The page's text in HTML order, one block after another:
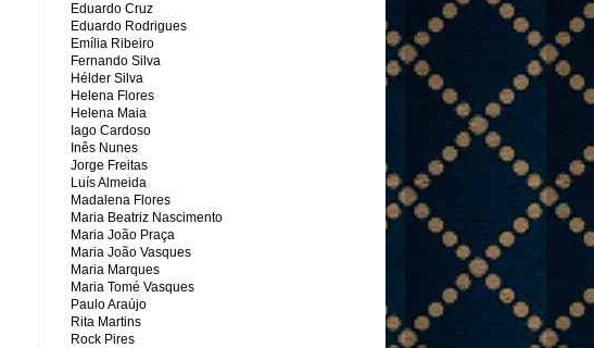
Eduardo Cruz
Eduardo Rodrigues
Emília Ribeiro
Fernando Silva
Hélder Silva
Helena Flores
Helena Maia
Iago Cardoso
Inês Nunes
Jorge Freitas
Luís Almeida
Madalena Flores
Maria Beatriz Nascimento
Maria João Praça
Maria João Vasques
Maria Marques
Maria Tomé Vasques
Paulo Araújo
Rita Martins
Rock Pires